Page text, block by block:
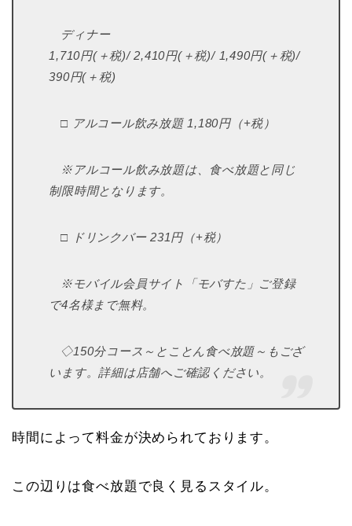
ディナー
1,710円(＋税)/ 2,410円(＋税)/ 1,490円(＋税)/
390円(＋税)
□ アルコール飲み放題 1,180円（+税）
※アルコール飲み放題は、食べ放題と同じ
制限時間となります。
□ ドリンクバー 231円（+税）
※モバイル会員サイト「モバすた」ご登録
で4名様まで無料。
◇150分コース～とことん食べ放題～もござ
います。詳細は店舗へご確認ください。
時間によって料金が決められております。
この辺りは食べ放題で良く見るスタイル。